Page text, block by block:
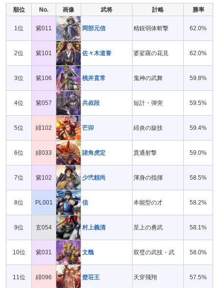
順位 No. 画像 武将 計略 勝率
1位 紫011 岡部元信 精鋭弱体斬撃 62.0%
2位 紫101 佐々木道誉 婆娑羅の花見 62.0%
3位 紫106 桃井直常 鬼神の武舞 59.8%
4位 紫057 共叔段 短計・弾突 59.5%
5位 緋102 芒卯 緋炎の旋技 59.4%
6位 緋033 諸角虎定 貫通射撃 59.0%
7位 紫102 少弐頼尚 渾身の指揮 58.5%
8位 PL001 信 本能型の才 58.2%
9位 玄054 村上義清 至上の勇武 58.1%
10位 紫031 文醜 双璧の武技・武 58.0%
11位 緋096 楚荘王 天穿飛翔 57.5%